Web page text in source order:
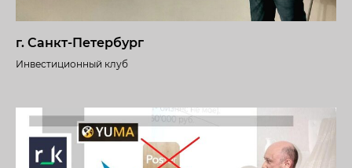
г. Санкт-Петербург
Инвестиционный клуб